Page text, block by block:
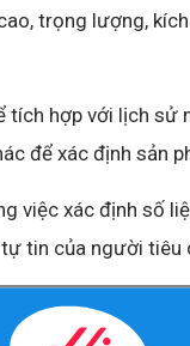
trọng lượng,
tích hợp với lịch
để xác định sản
việc xác định số
tin của người tiêu